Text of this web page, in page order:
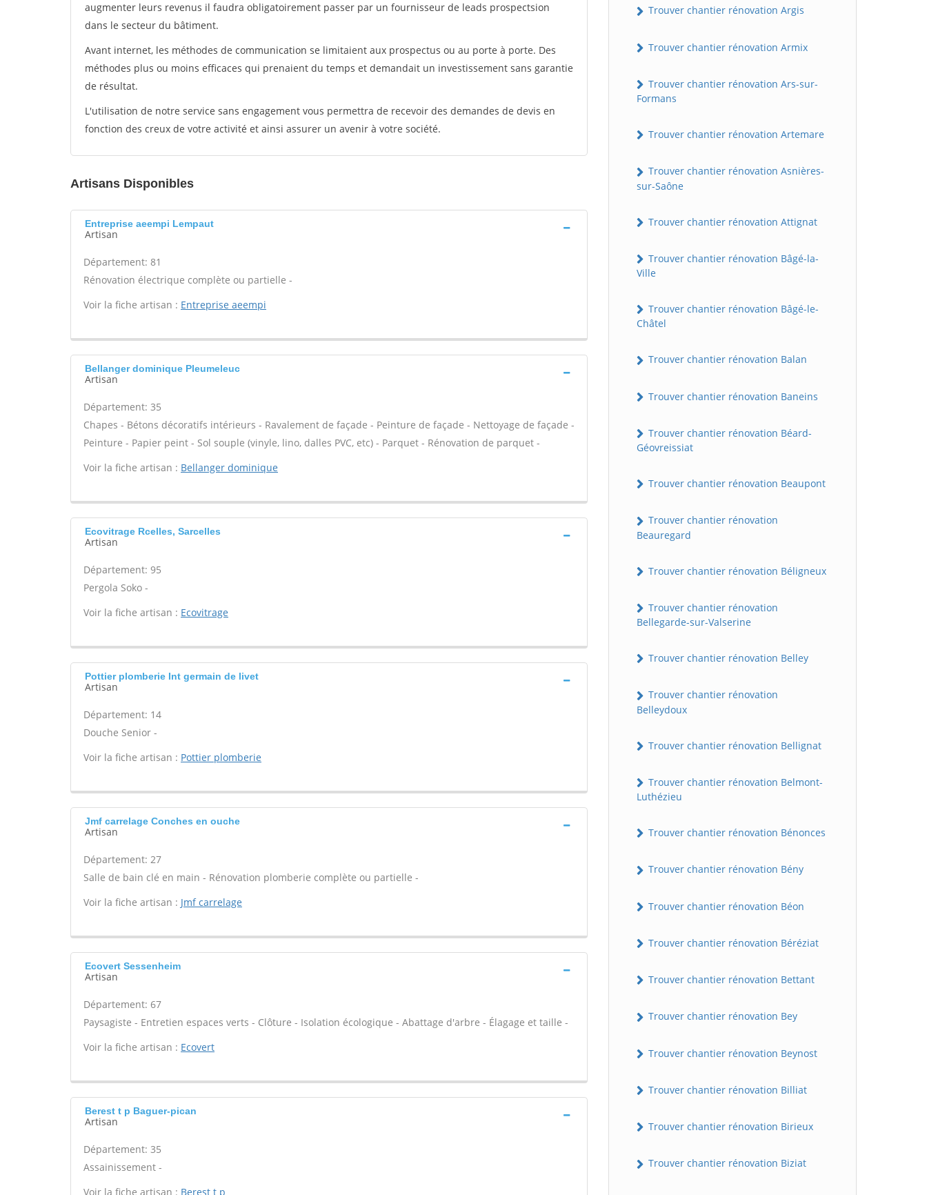
augmenter leurs revenus il faudra obligatoirement passer par un fournisseur de leads prospectsion
dans le secteur du bâtiment.
Avant internet, les méthodes de communication se limitaient aux prospectus ou au porte à porte. Des
méthodes plus ou moins efficaces qui prenaient du temps et demandait un investissement sans garantie
de résultat.
L'utilisation de notre service sans engagement vous permettra de recevoir des demandes de devis en
fonction des creux de votre activité et ainsi assurer un avenir à votre société.
Artisans Disponibles
Entreprise aeempi Lempaut
Artisan
Département: 81
Rénovation électrique complète ou partielle -
Voir la fiche artisan : Entreprise aeempi
Bellanger dominique Pleumeleuc
Artisan
Département: 35
Chapes - Bétons décoratifs intérieurs - Ravalement de façade - Peinture de façade - Nettoyage de façade -
Peinture - Papier peint - Sol souple (vinyle, lino, dalles PVC, etc) - Parquet - Rénovation de parquet -
Voir la fiche artisan : Bellanger dominique
Ecovitrage Rcelles, Sarcelles
Artisan
Département: 95
Pergola Soko -
Voir la fiche artisan : Ecovitrage
Pottier plomberie Int germain de livet
Artisan
Département: 14
Douche Senior -
Voir la fiche artisan : Pottier plomberie
Jmf carrelage Conches en ouche
Artisan
Département: 27
Salle de bain clé en main - Rénovation plomberie complète ou partielle -
Voir la fiche artisan : Jmf carrelage
Ecovert Sessenheim
Artisan
Département: 67
Paysagiste - Entretien espaces verts - Clôture - Isolation écologique - Abattage d'arbre - Élagage et taille -
Voir la fiche artisan : Ecovert
Berest t p Baguer-pican
Artisan
Département: 35
Assainissement -
Voir la fiche artisan : Berest t p
Trouver chantier rénovation Argis
Trouver chantier rénovation Armix
Trouver chantier rénovation Ars-sur-
Formans
Trouver chantier rénovation Artemare
Trouver chantier rénovation Asnières-
sur-Saône
Trouver chantier rénovation Attignat
Trouver chantier rénovation Bâgé-la-
Ville
Trouver chantier rénovation Bâgé-le-
Châtel
Trouver chantier rénovation Balan
Trouver chantier rénovation Baneins
Trouver chantier rénovation Béard-
Géovreissiat
Trouver chantier rénovation Beaupont
Trouver chantier rénovation
Beauregard
Trouver chantier rénovation Béligneux
Trouver chantier rénovation
Bellegarde-sur-Valserine
Trouver chantier rénovation Belley
Trouver chantier rénovation
Belleydoux
Trouver chantier rénovation Bellignat
Trouver chantier rénovation Belmont-
Luthézieu
Trouver chantier rénovation Bénonces
Trouver chantier rénovation Bény
Trouver chantier rénovation Béon
Trouver chantier rénovation Béréziat
Trouver chantier rénovation Bettant
Trouver chantier rénovation Bey
Trouver chantier rénovation Beynost
Trouver chantier rénovation Billiat
Trouver chantier rénovation Birieux
Trouver chantier rénovation Biziat